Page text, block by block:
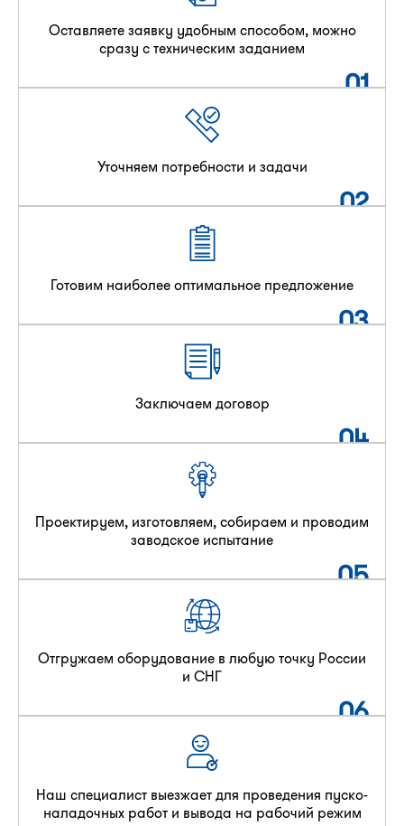
Оставляете заявку удобным способом, можно
сразу с техническим заданием
01
Уточняем потребности и задачи
02
Готовим наиболее оптимальное предложение
03
Заключаем договор
04
Проектируем, изготовляем, собираем и проводим
заводское испытание
05
Отгружаем оборудование в любую точку России
и СНГ
06
Наш специалист выезжает для проведения пуско-
наладочных работ и вывода на рабочий режим